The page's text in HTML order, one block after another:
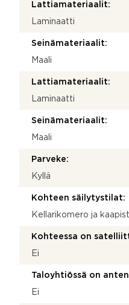
Lattiamateriaalit:
Laminaatti
Seinämateriaalit:
Maali
Lattiamateriaalit:
Laminaatti
Seinämateriaalit:
Maali
Parveke:
Kyllä
Kohteen säilytystilat:
Kellarikomero ja
Kohteessa on
Ei
Taloyhtiössä on
Ei